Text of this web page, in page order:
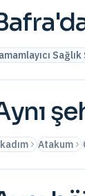
Atakum